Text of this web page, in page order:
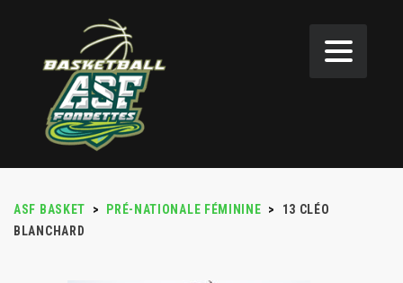
ASF BASKET > PRÉ-NATIONALE FÉMININE > 13 CLÉO
BLANCHARD